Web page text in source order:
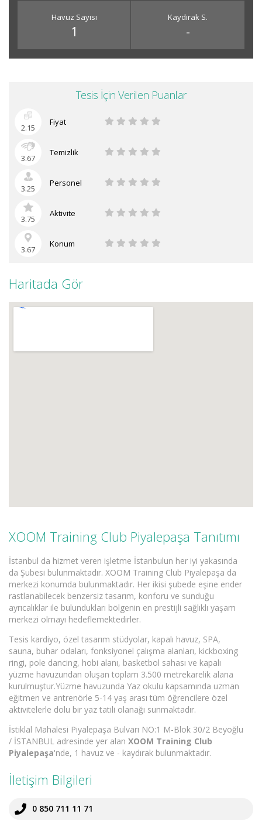
Havuz Sayısı
1
Kaydırak S.
-
Tesis İçin Verilen Puanlar
2.15
Fiyat
3.67
Temizlik
3.25
Personel
3.75
Aktivite
3.67
Konum
Haritada Gör
XOOM Training Club Piyalepaşa Tanıtımı
İstanbul da hizmet veren işletme İstanbulun her iyi yakasında
da Şubesi bulunmaktadır. XOOM Training Club Piyalepaşa da
merkezi konumda bulunmaktadır. Her ikisi şubede eşine ender
rastlanabilecek benzersiz tasarım, konforu ve sunduğu
ayrıcalıklar ile bulundukları bölgenin en prestijli sağlıklı yaşam
merkezi olmayı hedeflemektedirler.
Tesis kardiyo, özel tasarım stüdyolar, kapalı havuz, SPA,
sauna, buhar odaları, fonksiyonel çalışma alanları, kickboxing
ringi, pole dancing, hobi alanı, basketbol sahası ve kapalı
yüzme havuzundan oluşan toplam 3.500 metrekarelik alana
kurulmuştur.Yüzme havuzunda Yaz okulu kapsamında uzman
eğitmen ve antrenörle 5-14 yaş arası tüm öğrencilere özel
aktivitelerle dolu bir yaz tatili olanağı sunmaktadır.
İstiklal Mahalesi Piyalepaşa Bulvarı NO:1 M-Blok 30/2 Beyoğlu
/ İSTANBUL adresinde yer alan XOOM Training Club
Piyalepaşa'nde, 1 havuz ve - kaydırak bulunmaktadır.
İletişim Bilgileri
0 850 711 11 71